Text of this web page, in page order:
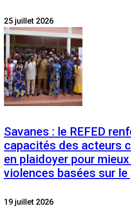
25 juillet 2026
Savanes : le REFED
capacités des acteurs
en plaidoyer pour
violences basées sur le
19 juillet 2026